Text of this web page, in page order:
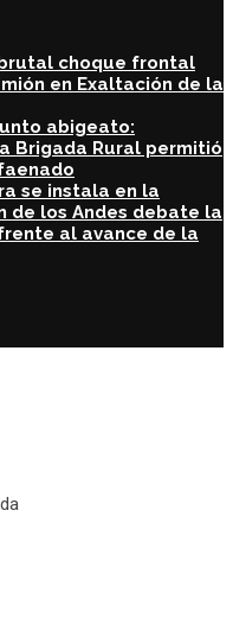
choque frontal
en Exaltación de la
abigeato:
Brigada Rural permitió
se instala en la
de los Andes debate la
al avance de la